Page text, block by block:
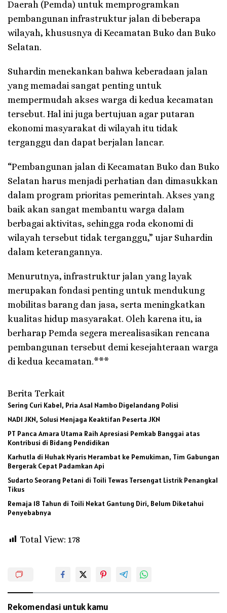
Daerah (Pemda) untuk memprogramkan
pembangunan infrastruktur jalan di beberapa
wilayah, khususnya di Kecamatan Buko dan Buko
Selatan.
Suhardin menekankan bahwa keberadaan jalan
yang memadai sangat penting untuk
mempermudah akses warga di kedua kecamatan
tersebut. Hal ini juga bertujuan agar putaran
ekonomi masyarakat di wilayah itu tidak
terganggu dan dapat berjalan lancar.
“Pembangunan jalan di Kecamatan Buko dan Buko
Selatan harus menjadi perhatian dan dimasukkan
dalam program prioritas pemerintah. Akses yang
baik akan sangat membantu warga dalam
berbagai aktivitas, sehingga roda ekonomi di
wilayah tersebut tidak terganggu,” ujar Suhardin
dalam keterangannya.
Menurutnya, infrastruktur jalan yang layak
merupakan fondasi penting untuk mendukung
mobilitas barang dan jasa, serta meningkatkan
kualitas hidup masyarakat. Oleh karena itu, ia
berharap Pemda segera merealisasikan rencana
pembangunan tersebut demi kesejahteraan warga
di kedua kecamatan.***
Berita Terkait
Sering Curi Kabel, Pria Asal Nambo Digelandang Polisi
NADI JKN, Solusi Menjaga Keaktifan Peserta JKN
PT Panca Amara Utama Raih Apresiasi Pemkab Banggai atas
Kontribusi di Bidang Pendidikan
Karhutla di Huhak Nyaris Merambat ke Pemukiman, Tim Gabungan
Bergerak Cepat Padamkan Api
Sudarto Seorang Petani di Toili Tewas Tersengat Listrik Penangkal
Tikus
Remaja 18 Tahun di Toili Nekat Gantung Diri, Belum Diketahui
Penyebabnya
Total View: 178
Rekomendasi untuk kamu